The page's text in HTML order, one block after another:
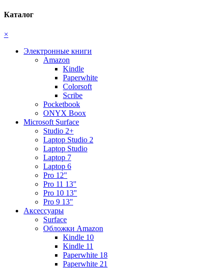
Каталог
×
Электронные книги
Amazon
Kindle
Paperwhite
Colorsoft
Scribe
Pocketbook
ONYX Boox
Microsoft Surface
Studio 2+
Laptop Studio 2
Laptop Studio
Laptop 7
Laptop 6
Pro 12"
Pro 11 13"
Pro 10 13"
Pro 9 13"
Аксессуары
Surface
Обложки Amazon
Kindle 10
Kindle 11
Paperwhite 18
Paperwhite 21